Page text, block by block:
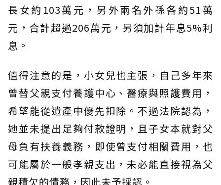
長女約103萬元，另外兩名外孫各約51萬
元，合計超過206萬元，另須加計年息5%利
息。
值得注意的是，小女兒也主張，自己多年來
曾替父親支付養護中心、醫療與照護費用，
希望能從遺產中優先扣除。不過法院認為，
她並未提出足夠付款證明，且子女本就對父
母負有扶養義務，即使曾支付相關費用，也
可能屬於一般孝親支出，未必能直接視為父
親積欠的債務，因此未予採認。